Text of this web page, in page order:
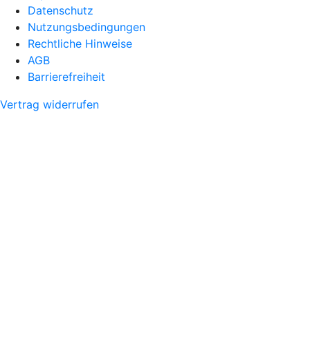
Datenschutz
Nutzungsbedingungen
Rechtliche Hinweise
AGB
Barrierefreiheit
Vertrag widerrufen